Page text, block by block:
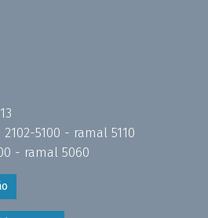
2102-5100 - ramal 5110
- ramal 5060